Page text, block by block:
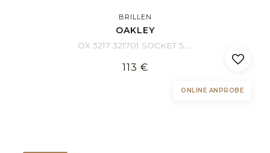
BRILLEN
OAKLEY
OX 3217 321701 SOCKET 5.0 57/17
113 €
ONLINE ANPROBE